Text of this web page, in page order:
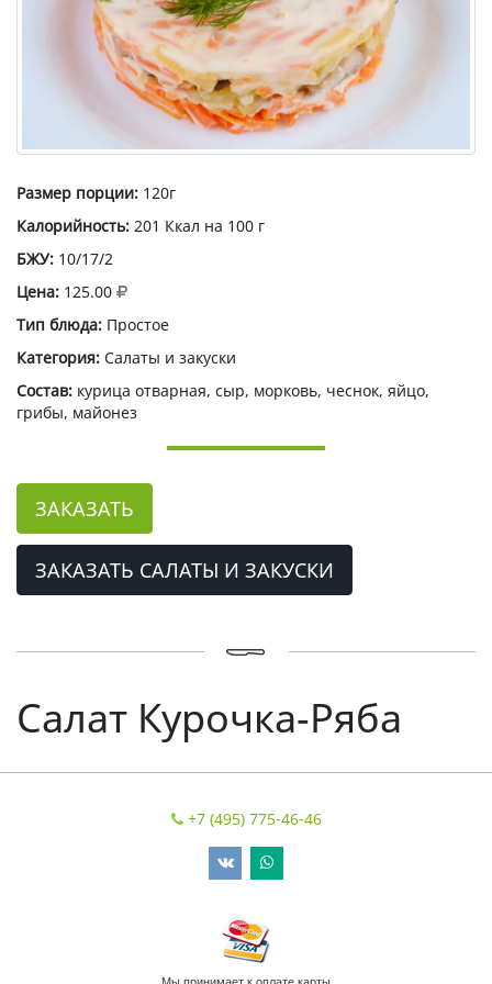
Размер порции: 120г
Калорийность: 201 Ккал на 100 г
БЖУ: 10/17/2
Цена: 125.00
Тип блюда: Простое
Категория: Салаты и закуски
Состав: курица отварная, сыр, морковь, чеснок, яйцо,
грибы, майонез
ЗАКАЗАТЬ
ЗАКАЗАТЬ САЛАТЫ И ЗАКУСКИ
Салат Курочка-Ряба
+7 (495) 775-46-46